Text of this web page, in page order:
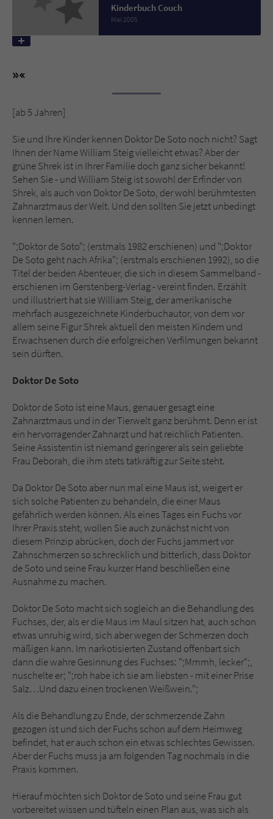
Kinderbuch Couch
Mai 2005
[ab 5 Jahren]
Sie und Ihre Kinder kennen Doktor De Soto noch nicht? Sagt
Ihnen der Name William Steig vielleicht etwas? Aber der
grüne Shrek ist in Ihrer Familie doch ganz sicher bekannt!
Sehen Sie - und William Steig ist sowohl der Erfinder von
Shrek, als auch von Doktor De Soto, der wohl berühmtesten
Zahnarztmaus der Welt. Und den sollten Sie jetzt unbedingt
kennen lernen.
";Doktor de Soto"; (erstmals 1982 erschienen) und ";Doktor
De Soto geht nach Afrika"; (erstmals erschienen 1992), so die
Titel der beiden Abenteuer, die sich in diesem Sammelband -
erschienen im Gerstenberg-Verlag - vereint finden. Erzählt
und illustriert hat sie William Steig, der amerikanische
mehrfach ausgezeichnete Kinderbuchautor, von dem vor
allem seine Figur Shrek aktuell den meisten Kindern und
Erwachsenen durch die erfolgreichen Verfilmungen bekannt
sein dürften.
Doktor De Soto
Doktor de Soto ist eine Maus, genauer gesagt eine
Zahnarztmaus und in der Tierwelt ganz berühmt. Denn er ist
ein hervorragender Zahnarzt und hat reichlich Patienten.
Seine Assistentin ist niemand geringerer als sein geliebte
Frau Deborah, die ihm stets tatkräftig zur Seite steht.
Da Doktor De Soto aber nun mal eine Maus ist, weigert er
sich solche Patienten zu behandeln, die einer Maus
gefährlich werden können. Als eines Tages ein Fuchs vor
Ihrer Praxis steht, wollen Sie auch zunächst nicht von
diesem Prinzip abrücken, doch der Fuchs jammert vor
Zahnschmerzen so schrecklich und bitterlich, dass Doktor
de Soto und seine Frau kurzer Hand beschließen eine
Ausnahme zu machen.
Doktor De Soto macht sich sogleich an die Behandlung des
Fuchses, der, als er die Maus im Maul sitzen hat, auch schon
etwas unruhig wird, sich aber wegen der Schmerzen doch
mäßigen kann. Im narkotisierten Zustand offenbart sich
dann die wahre Gesinnung des Fuchses: ";Mmmh, lecker";,
nuschelte er; ";roh habe ich sie am liebsten - mit einer Prise
Salz…Und dazu einen trockenen Weißwein.";
Als die Behandlung zu Ende, der schmerzende Zahn
gezogen ist und sich der Fuchs schon auf dem Heimweg
befindet, hat er auch schon ein etwas schlechtes Gewissen.
Aber der Fuchs muss ja am folgenden Tag nochmals in die
Praxis kommen.
Hierauf möchten sich Doktor de Soto und seine Frau gut
vorbereitet wissen und tüfteln einen Plan aus, was sich als
Zweck
Name fe_typo_user
Anbieter Literatur-Couch Medien GmbH & Co. KG
Laufzeit Session
Zweck
Kommunikation der Webseite mit dem
Benutzer. Es wird benötigt um z. B. den
Sicherheitscode des Kontaktformulars zu
überprüfen.